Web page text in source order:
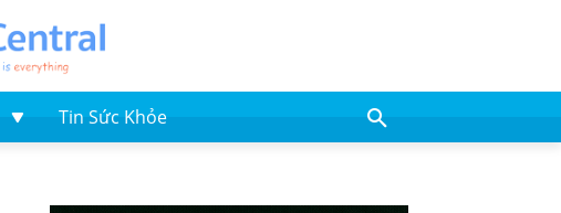
Tin Sức Khỏe